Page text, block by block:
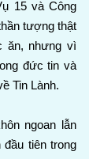
15 và Công
tượng thật
ăn, nhưng vì
đức tin và
Tin Lành.
ngoan lẫn
tiên trong